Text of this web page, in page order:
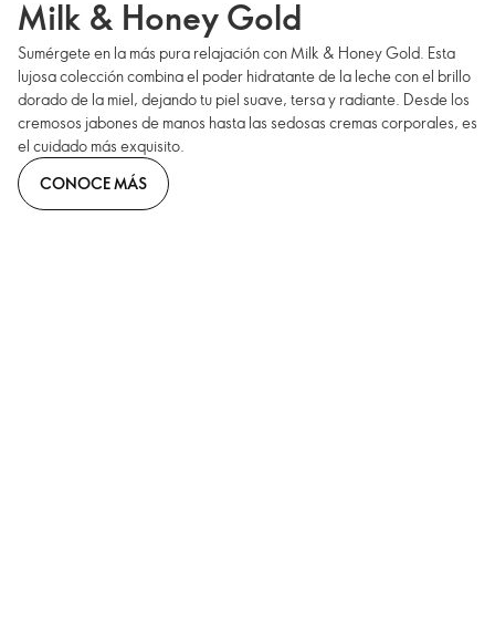
Milk & Honey Gold
Sumérgete en la más pura relajación con Milk & Honey Gold. Esta
lujosa colección combina el poder hidratante de la leche con el brillo
dorado de la miel, dejando tu piel suave, tersa y radiante. Desde los
cremosos jabones de manos hasta las sedosas cremas corporales, es
el cuidado más exquisito.
CONOCE MÁS